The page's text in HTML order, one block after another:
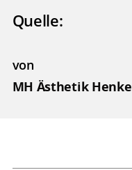
Quelle:
von
MH Ästhetik Henke